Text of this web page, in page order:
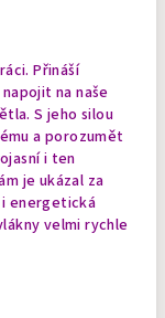
Přináší
na naše
S jeho silou
a porozumět
i ten
je ukázal za
i energetická
velmi rychle